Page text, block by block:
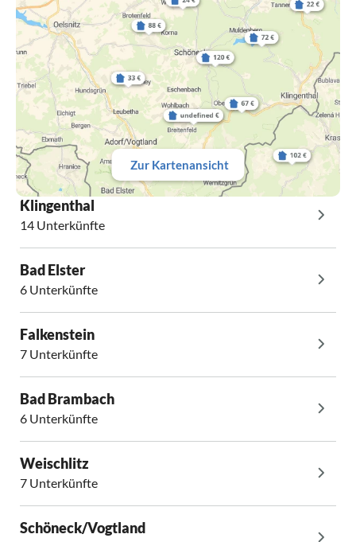
Zur Kartenansicht
Klingenthal
14 Unterkünfte
Bad Elster
6 Unterkünfte
Falkenstein
7 Unterkünfte
Bad Brambach
6 Unterkünfte
Weischlitz
7 Unterkünfte
Schöneck/Vogtland